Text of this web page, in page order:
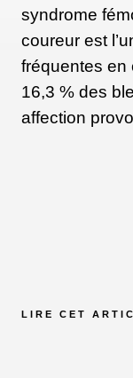
syndrome
coureur est
fréquentes en
16,3 % des
affection
LIRE CET